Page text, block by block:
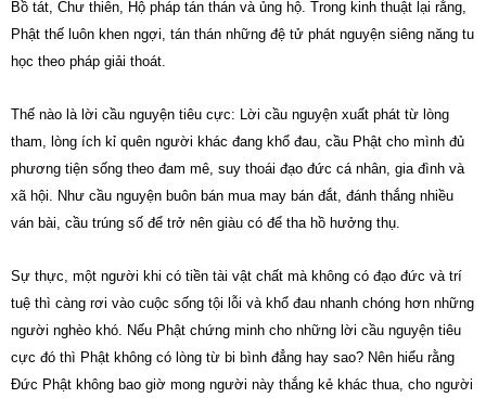
Bồ tát, Chư thiên, Hộ pháp tán thán và ủng hộ. Trong kinh thuật lại rằng,
Phật thế luôn khen ngợi, tán thán những đệ tử phát nguyện siêng năng tu
học theo pháp giải thoát.
Thế nào là lời cầu nguyện tiêu cực: Lời cầu nguyện xuất phát từ lòng
tham, lòng ích kỉ quên người khác đang khổ đau, cầu Phật cho mình đủ
phương tiện sống theo đam mê, suy thoái đạo đức cá nhân, gia đình và
xã hội. Như cầu nguyện buôn bán mua may bán đắt, đánh thắng nhiều
ván bài, cầu trúng số để trở nên giàu có để tha hồ hưởng thụ.
Sự thực, một người khi có tiền tài vật chất mà không có đạo đức và trí
tuệ thì càng rơi vào cuộc sống tội lỗi và khổ đau nhanh chóng hơn những
người nghèo khó. Nếu Phật chứng minh cho những lời cầu nguyện tiêu
cực đó thì Phật không có lòng từ bi bình đẳng hay sao? Nên hiểu rằng
Đức Phật không bao giờ mong người này thắng kẻ khác thua, cho người